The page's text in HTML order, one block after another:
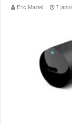
Eric Martel 7